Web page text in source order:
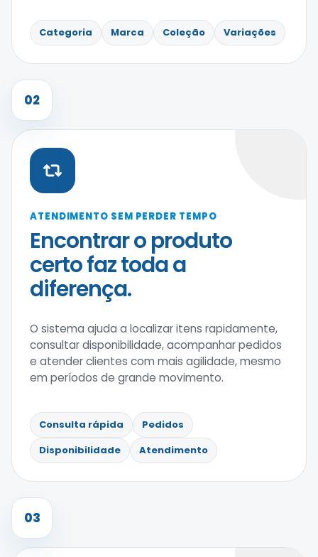
Categoria Marca Coleção Variações
02
ATENDIMENTO SEM PERDER TEMPO
Encontrar o produto
certo faz toda a
diferença.
O sistema ajuda a localizar itens rapidamente,
consultar disponibilidade, acompanhar pedidos
e atender clientes com mais agilidade, mesmo
em períodos de grande movimento.
Consulta rápida
Pedidos
Disponibilidade
Atendimento
03